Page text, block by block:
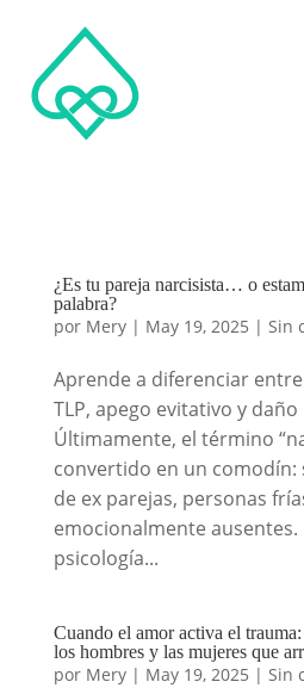
¿Es tu pareja narcisista… o
palabra?
por Mery| May 19, 2025 | Sin
Aprende a diferenciar
TLP, apego evitativo y
Últimamente, el término
convertido en un comodín:
de ex parejas, personas
emocionalmente ausentes.
psicología...
Cuando el amor activa el
los hombres y las mujeres que
por Mery| May 19, 2025 | Sin